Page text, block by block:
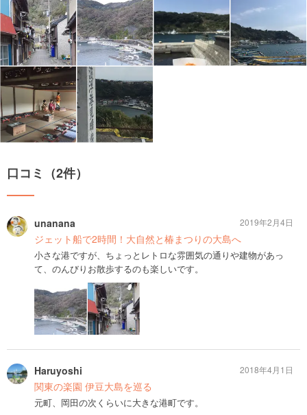
口コミ（2件）
unanana
ジェット船で2時間！大自然と椿まつりの大島へ
小さな港ですが、ちょっとレトロな雰囲気の通りや建物があっ
て、のんびりお散歩するのも楽しいです。
2019年2月4日
Haruyoshi
関東の楽園 伊豆大島を巡る
元町、岡田の次くらいに大きな港町です。
2018年4月1日